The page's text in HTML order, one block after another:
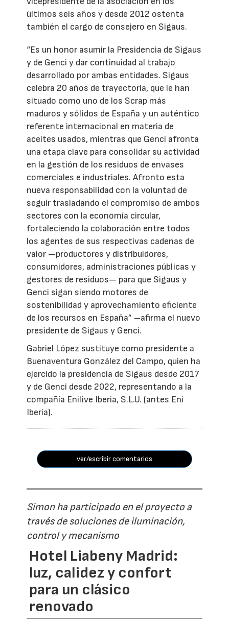
últimos seis años y desde 2012 ostenta
también el cargo de consejero en Sigaus.
“Es un honor asumir la Presidencia de Sigaus
y de Genci y dar continuidad al trabajo
desarrollado por ambas entidades. Sigaus
celebra 20 años de trayectoria, que le han
situado como uno de los Scrap más
maduros y sólidos de España y un auténtico
referente internacional en materia de
aceites usados, mientras que Genci afronta
una etapa clave para consolidar su actividad
en la gestión de los residuos de envases
comerciales e industriales. Afronto esta
nueva responsabilidad con la voluntad de
seguir trasladando el compromiso de ambos
sectores con la economía circular,
fortaleciendo la colaboración entre todos
los agentes de sus respectivas cadenas de
valor —productores y distribuidores,
consumidores, administraciones públicas y
gestores de residuos— para que Sigaus y
Genci sigan siendo motores de
sostenibilidad y aprovechamiento eficiente
de los recursos en España” –afirma el nuevo
presidente de Sigaus y Genci.
Gabriel López sustituye como presidente a
Buenaventura González del Campo, quien ha
ejercido la presidencia de Sigaus desde 2017
y de Genci desde 2022, representando a la
compañía Enilive Iberia, S.L.U. (antes Eni
Iberia).
ver/escribir comentarios
Simon ha participado en el proyecto a
través de soluciones de iluminación,
control y mecanismo
Hotel Liabeny Madrid:
luz, calidez y confort
para un clásico
renovado